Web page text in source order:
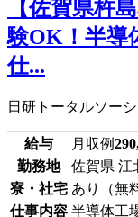
【佐賀県杵
験OK！半導
仕...
日研トータルソー
給与 月収例
勤務地
佐賀県 江
寮・社宅 あり（無
仕事内容 半導体工